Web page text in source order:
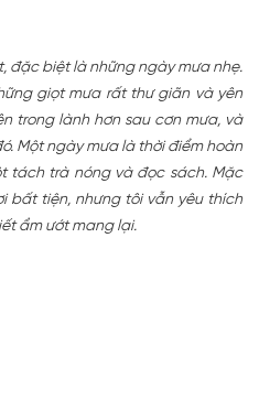
đặc biệt là những ngày mưa nhẹ.
giọt mưa rất thư giãn và yên
trong lành hơn sau cơn mưa, và
Một ngày mưa là thời điểm hoàn
tách trà nóng và đọc sách. Mặc
bất tiện, nhưng tôi vẫn yêu thích
ẩm ướt mang lại.